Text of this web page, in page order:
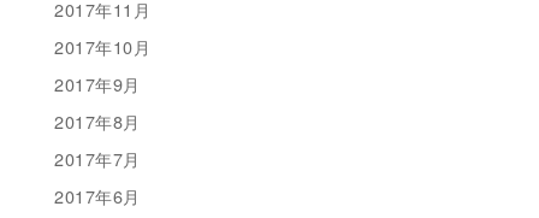
2017年11月
2017年10月
2017年9月
2017年8月
2017年7月
2017年6月